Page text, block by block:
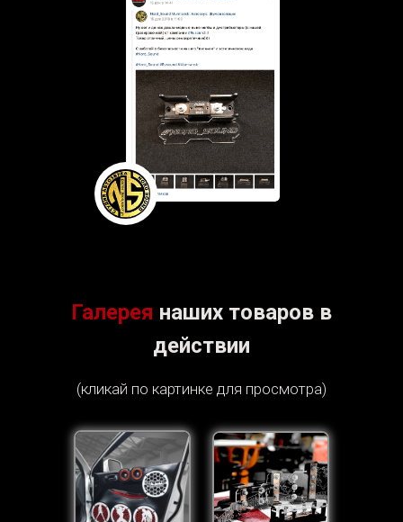
Галерея наших товаров в
действии
(кликай по картинке для просмотра)